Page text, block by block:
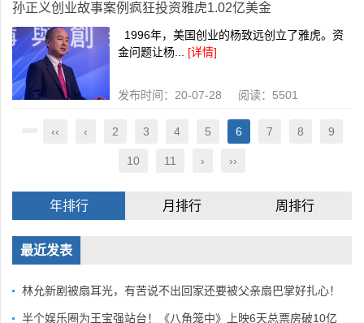
孙正义创业故事案例疯狂投资雅虎1.02亿美金
1996年，美国创业的杨致远创立了雅虎。资
金问题让杨... [详情]
发布时间：20-07-28 阅读：5501
‹‹ ‹ 2 3 4 5 6 7 8 9
10 11 › ››
年排行 月排行 周排行
最近发表
林允新剧被扇耳光，有苦说不出回家还要被父亲扇巴掌好扎心！
半个娱乐圈为王宝强站台！《八角笼中》上映6天总票房破10亿